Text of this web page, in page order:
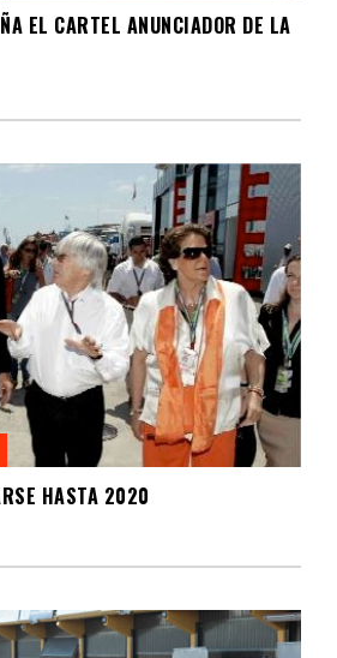
EL CARTEL ANUNCIADOR DE LA
HASTA 2020